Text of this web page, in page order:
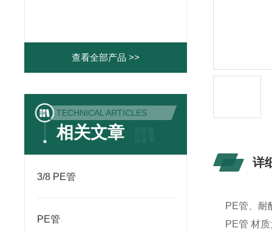
查看全部产品 >>
TECHNICAL ARTICLES
相关文章
3/8 PE管
PE管
详
PE管、耐
PE管 材